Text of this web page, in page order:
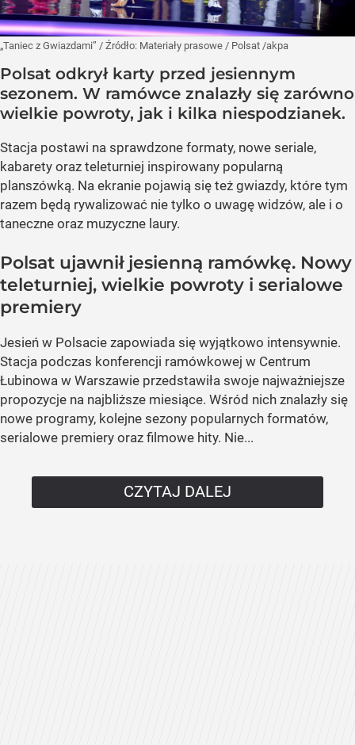
„Taniec z Gwiazdami” / Źródło: Materiały prasowe / Polsat /akpa
Polsat odkrył karty przed jesiennym
sezonem. W ramówce znalazły się zarówno
wielkie powroty, jak i kilka niespodzianek.
Stacja postawi na sprawdzone formaty, nowe seriale,
kabarety oraz teleturniej inspirowany popularną
planszówką. Na ekranie pojawią się też gwiazdy, które tym
razem będą rywalizować nie tylko o uwagę widzów, ale i o
taneczne oraz muzyczne laury.
Polsat ujawnił jesienną ramówkę. Nowy
teleturniej, wielkie powroty i serialowe
premiery
Jesień w Polsacie zapowiada się wyjątkowo intensywnie.
Stacja podczas konferencji ramówkowej w Centrum
Łubinowa w Warszawie przedstawiła swoje najważniejsze
propozycje na najbliższe miesiące. Wśród nich znalazły się
nowe programy, kolejne sezony popularnych formatów,
serialowe premiery oraz filmowe hity. Nie...
CZYTAJ DALEJ